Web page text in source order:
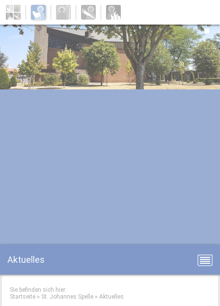
Aktuelles
Sie befinden sich hier:
Startseite » St. Johannes Spelle »Aktuelles